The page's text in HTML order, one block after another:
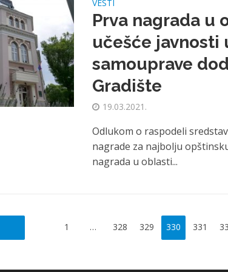
VESTI
Prva nagrada u
učešće javnosti
samouprave
Gradište
19.03.2021.
Odlukom o raspodeli
nagrade za najbolju
nagrada u oblasti...
1 … 328 329 330 331